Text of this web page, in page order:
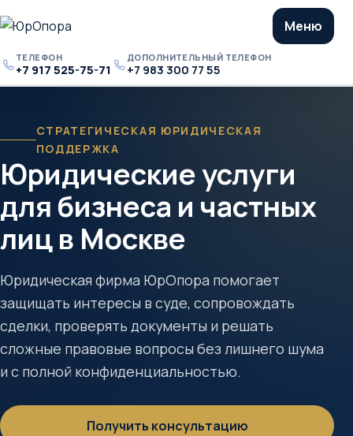
Телефон
ТЕЛЕФОН
+7 917 525-75-71 Дополнительный
телефон
ДОПОЛНИТЕЛЬНЫЙ ТЕЛЕФОН
+7 983 300 77 55
Меню
СТРАТЕГИЧЕСКАЯ ЮРИДИЧЕСКАЯ
ПОДДЕРЖКА
Юридические услуги
для бизнеса и частных
лиц в Москве
Юридическая фирма ЮрОпора помогает
защищать интересы в суде, сопровождать
сделки, проверять документы и решать
сложные правовые вопросы без лишнего шума
и с полной конфиденциальностью.
Получить консультацию